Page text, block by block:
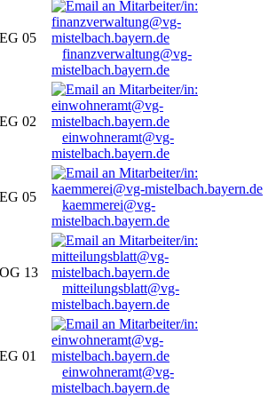
EG 05
finanzverwaltung@vg-
mistelbach.bayern.de
EG 02
einwohneramt@vg-
mistelbach.bayern.de
EG 05
kaemmerei@vg-
mistelbach.bayern.de
OG 13
mitteilungsblatt@vg-
mistelbach.bayern.de
EG 01
einwohneramt@vg-
mistelbach.bayern.de